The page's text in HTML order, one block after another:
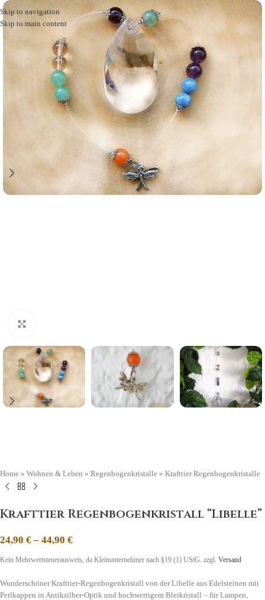
Skip to navigation
Skip to main content
Home » Wohnen & Leben » Regenbogenkristalle » Krafttier Regenbogenkristalle
Krafttier Regenbogenkristall “Libelle”
24,90 €– 44,90 €
Kein Mehrwertsteuerausweis, da Kleinunternehmer nach §19 (1) UStG. zzgl. Versand
Wunderschöner Krafttier-Regenbogenkristall von der Libelle aus Edelsteinen mit
Perlkappen in Antiksilber-Optik und hochwertigem Bleikristall – für Lampen,